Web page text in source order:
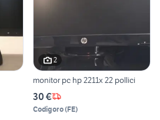
2
monitor pc hp 2211x 22 pollici
30 €
Codigoro(FE)